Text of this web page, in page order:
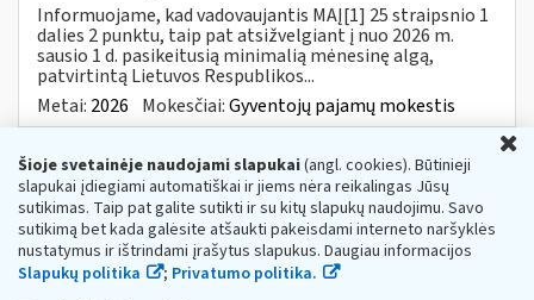
Informuojame, kad vadovaujantis MAĮ[1] 25 straipsnio 1
dalies 2 punktu, taip pat atsižvelgiant į nuo 2026 m.
sausio 1 d. pasikeitusią minimalią mėnesinę algą,
patvirtintą Lietuvos Respublikos...
Metai: 2026 Mokesčiai:Gyventojų pajamų mokestis
paaiškinimo (komentaro) parengimo
Web turinio sąrašas 2026-07-15
Siekdami užtikrinti sklandųmokesčiųįstatymų
įgyvendinimą, parengėme Lietuvos Respublikos akcizų
įstatymo 19 straipsnio apibendrintą paaiškinimą
Šioje svetainėje naudojami slapukai(angl. cookies). Būtinieji
slapukai įdiegiami automatiškai ir jiems nėra reikalingas Jūsų
sutikimas. Taip pat galite sutikti ir su kitų slapukų naudojimu. Savo
sutikimą bet kada galėsite atšaukti pakeisdami interneto naršyklės
nustatymus ir ištrindami įrašytus slapukus. Daugiau informacijos
Slapukų politika
; Privatumo politika.